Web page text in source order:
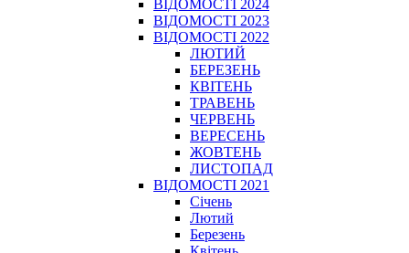
ВІДОМОСТІ 2024
ВІДОМОСТІ 2023
ВІДОМОСТІ 2022
ЛЮТИЙ
БЕРЕЗЕНЬ
КВІТЕНЬ
ТРАВЕНЬ
ЧЕРВЕНЬ
ВЕРЕСЕНЬ
ЖОВТЕНЬ
ЛИСТОПАД
ВІДОМОСТІ 2021
Січень
Лютий
Березень